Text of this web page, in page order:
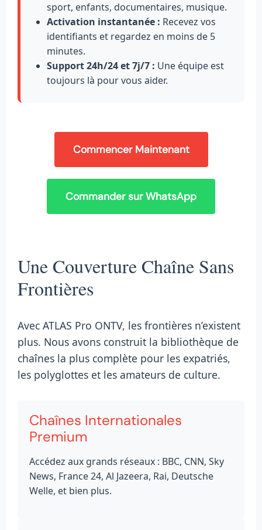
sport, enfants, documentaires, musique.
Activation instantanée : Recevez vos
identifiants et regardez en moins de 5
minutes.
Support 24h/24 et 7j/7 : Une équipe est
toujours là pour vous aider.
Commencer Maintenant
Commander sur WhatsApp
Une Couverture Chaîne Sans
Frontières
Avec ATLAS Pro ONTV, les frontières n’existent
plus. Nous avons construit la bibliothèque de
chaînes la plus complète pour les expatriés,
les polyglottes et les amateurs de culture.
Chaînes Internationales
Premium
Accédez aux grands réseaux : BBC, CNN, Sky
News, France 24, Al Jazeera, Rai, Deutsche
Welle, et bien plus.